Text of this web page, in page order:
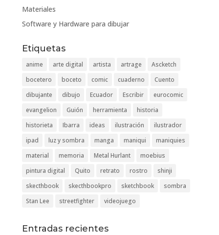
Materiales
Software y Hardware para dibujar
Etiquetas
anime arte digital artista artrage
Ascketch
bocetero
boceto comic cuaderno
Cuento
dibujante
dibujo Ecuador Escribir
eurocomic
evangelion
Guión herramienta
historia
historieta
Ibarra ideas ilustración
ilustrador
ipad
luz y sombra manga maniqui
maniquies
material
memoria Metal Hurlant
moebius
pintura digital
Quito retrato rostro
shinji
skecthbook
skecthbookpro sketchbook
sombra
Stan Lee
streetfighter videojuego
Entradas recientes